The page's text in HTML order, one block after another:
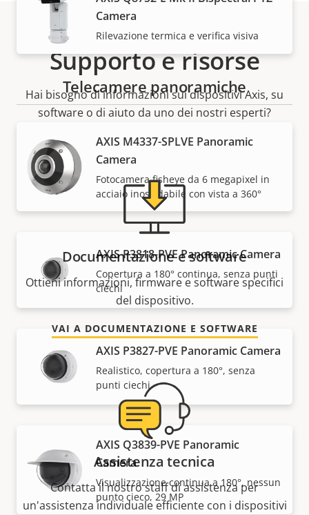
Camera
Rilevazione termica e verifica visiva
Telecamere panoramiche
AXIS M4337-SPLVE Panoramic
Camera
Fotocamera fisheye da 6 megapixel in
acciaio inossidabile con vista a 360°
AXIS P3818-PVE Panoramic Camera
Copertura a 180° continua, senza punti
ciechi
AXIS P3827-PVE Panoramic Camera
Realistico, copertura a 180°, senza
punti ciechi
AXIS Q3839-PVE Panoramic
Camera
Visualizzazione continua a 180°, nessun
punto cieco, 29 MP
Supporto e risorse
Hai bisogno di informazioni sui dispositivi Axis, su
software o di aiuto da uno dei nostri esperti?
Documentazione e software
Ottieni informazioni, firmware e software specifici
del dispositivo.
VAI A DOCUMENTAZIONE E SOFTWARE
Assistenza tecnica
Contatta il nostro staff di assistenza per
un'assistenza individuale efficiente con i dispositivi